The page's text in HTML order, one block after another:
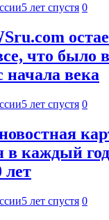
5 лет спустя 0
что было
начала века
5 лет спустя 0
в каждый
лет
5 лет спустя 0